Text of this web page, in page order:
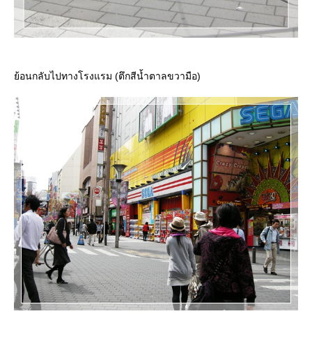
้อนกลับไปทางโรงแรม (ตึกสีน้ำตาลขวามือ)